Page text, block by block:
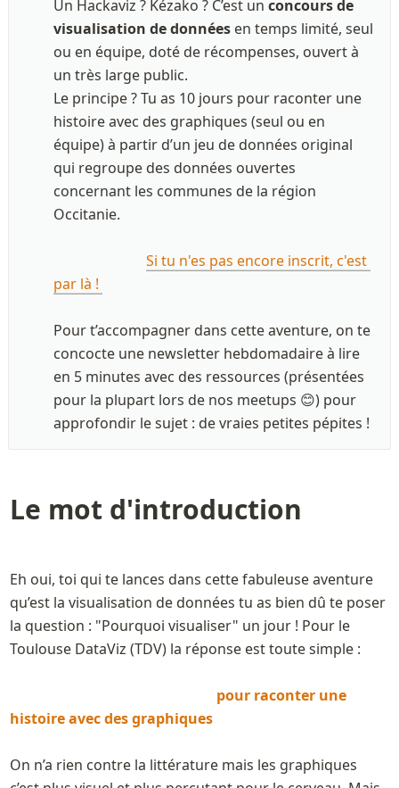
Un Hackaviz ? Kézako ? C’est un concours de
visualisation de données en temps limité, seul
ou en équipe, doté de récompenses, ouvert à
un très large public.
Le principe ? Tu as 10 jours pour raconter une
histoire avec des graphiques (seul ou en
équipe) à partir d’un jeu de données original
qui regroupe des données ouvertes
concernant les communes de la région
Occitanie.
Si tu n'es pas encore inscrit, c'est
par là !
Pour t’accompagner dans cette aventure, on te
concocte une newsletter hebdomadaire à lire
en 5 minutes avec des ressources (présentées
pour la plupart lors de nos meetups 😊) pour
approfondir le sujet : de vraies petites pépites !
Le mot d'introduction
Eh oui, toi qui te lances dans cette fabuleuse aventure
qu’est la visualisation de données tu as bien dû te poser
la question : "Pourquoi visualiser" un jour ! Pour le
Toulouse DataViz (TDV) la réponse est toute simple :
pour raconter une
histoire avec des graphiques
On n’a rien contre la littérature mais les graphiques